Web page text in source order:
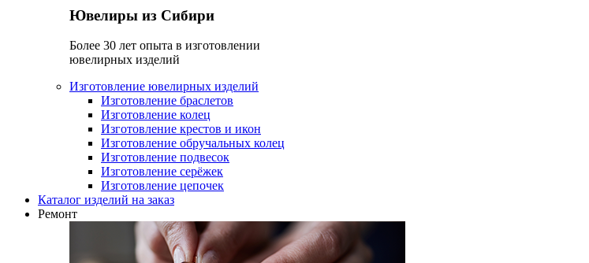
Ювелиры из Сибири
Более 30 лет опыта в изготовлении
ювелирных изделий
Изготовление ювелирных изделий
Изготовление браслетов
Изготовление колец
Изготовление крестов и икон
Изготовление обручальных колец
Изготовление подвесок
Изготовление серёжек
Изготовление цепочек
Каталог изделий на заказ
Ремонт